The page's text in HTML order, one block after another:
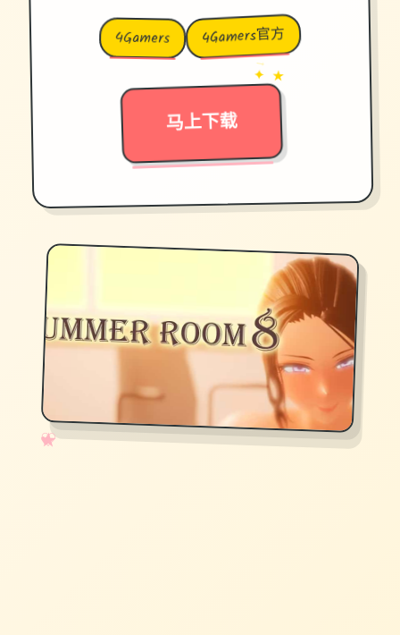
4Gamers 4Gamers官方
马上下载
→
✦ ★
✧
♡
★
♥